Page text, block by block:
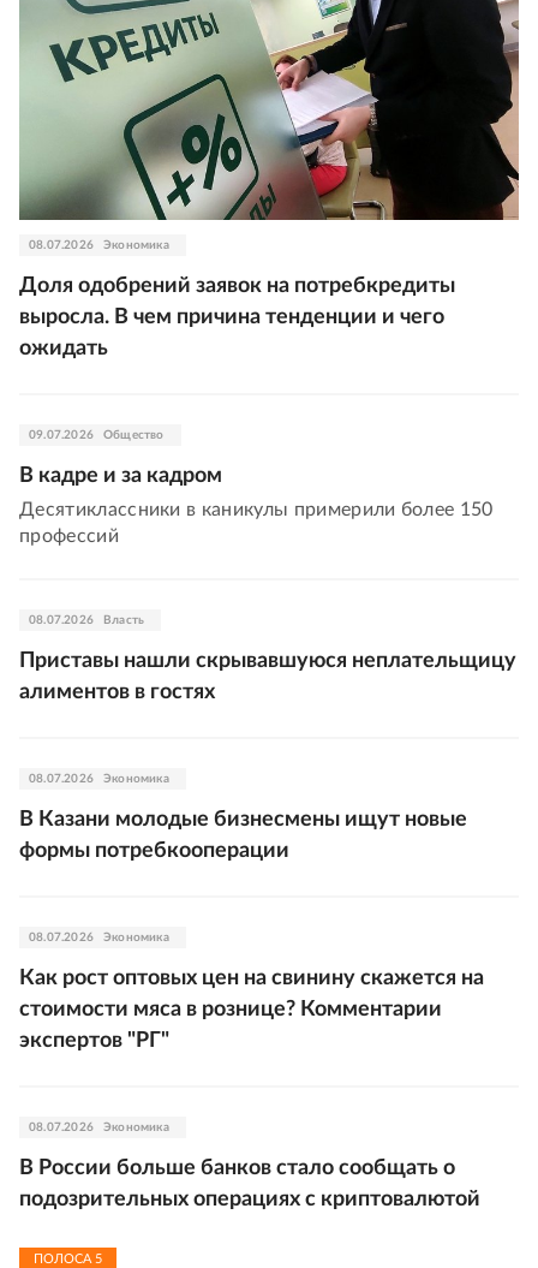
08.07.2026 Экономика
Доля одобрений заявок на потребкредиты
выросла. В чем причина тенденции и чего
ожидать
09.07.2026 Общество
В кадре и за кадром
Десятиклассники в каникулы примерили более 150
профессий
08.07.2026 Власть
Приставы нашли скрывавшуюся неплательщицу
алиментов в гостях
08.07.2026 Экономика
В Казани молодые бизнесмены ищут новые
формы потребкооперации
08.07.2026 Экономика
Как рост оптовых цен на свинину скажется на
стоимости мяса в рознице? Комментарии
экспертов "РГ"
08.07.2026 Экономика
В России больше банков стало сообщать о
подозрительных операциях с криптовалютой
ПОЛОСА5